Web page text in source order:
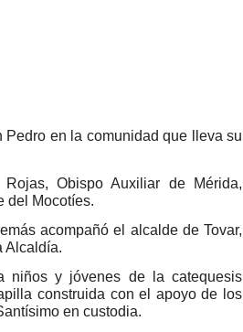
en la comunidad que lleva su
Obispo Auxiliar de Mérida,
del Mocotíes.
acompañó el alcalde de Tovar,
Alcaldía.
niños y jóvenes de la catequesis
construida con el apoyo de los
en custodia.